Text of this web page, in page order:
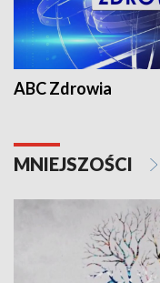
ABC Zdrowia
MNIEJSZOŚCI